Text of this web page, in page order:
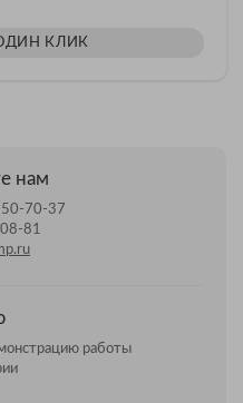
КЛИК
нам
70-37
81
работы